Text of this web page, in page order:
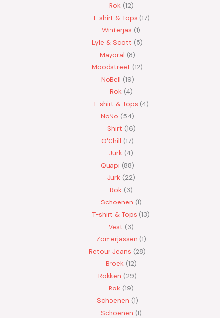
Rok 12
T-shirt & Tops 17
Winterjas 1
Lyle & Scott
5
Mayoral 8
Moodstreet 12
NoBell 19
Rok 4
T-shirt & Tops 4
NoNo
54
Shirt 16
O'Chill 17
Jurk 4
Quapi 88
Jurk 22
Rok 3
Schoenen 1
T-shirt & Tops 13
Vest
3
Zomerjassen 1
Retour Jeans
28
Broek 12
Rokken
29
Rok 19
Schoenen 1
Schoenen 1